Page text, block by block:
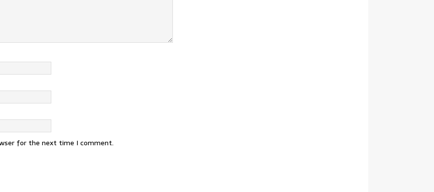
for the next time I comment.